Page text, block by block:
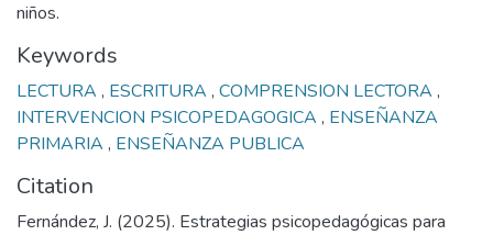
niños.
Keywords
LECTURA , ESCRITURA , COMPRENSION LECTORA ,
INTERVENCION PSICOPEDAGOGICA , ENSEÑANZA
PRIMARIA , ENSEÑANZA PUBLICA
Citation
Fernández, J. (2025). Estrategias psicopedagógicas para